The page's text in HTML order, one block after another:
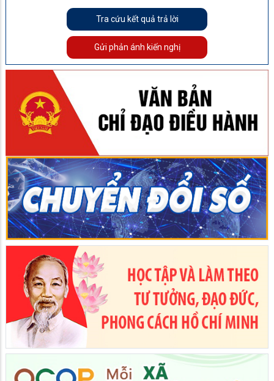
Tra cứu kết quả trả lời
Gửi phản ánh kiến nghị